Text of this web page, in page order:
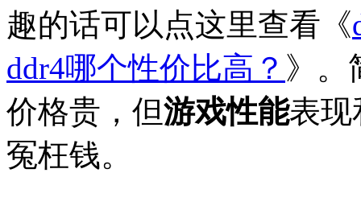
趣的话可以点这里查看《
ddr4哪个性价比高？ 》。
价格贵，但游戏性能表现
冤枉钱。